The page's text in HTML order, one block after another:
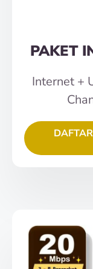
PAKET
Internet +